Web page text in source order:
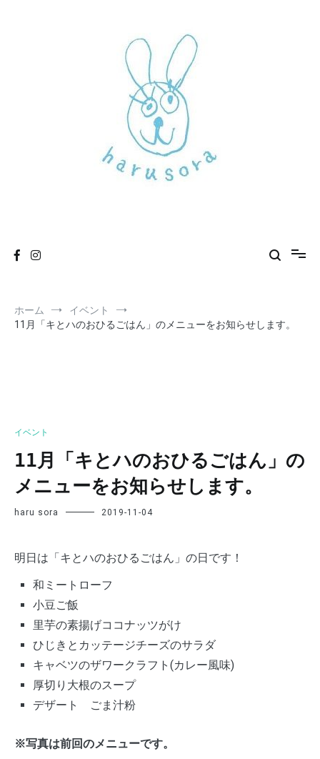
ホーム
イベント
11月「キとハのおひるごはん」のメニューをお知らせします。
イベント
11月「キとハのおひるごはん」の
メニューをお知らせします。
haru sora 2019-11-04
明日は「キとハのおひるごはん」の日です！
和ミートローフ
小豆ご飯
里芋の素揚げココナッツがけ
ひじきとカッテージチーズのサラダ
キャベツのザワークラフト(カレー風味)
厚切り大根のスープ
デザート ごま汁粉
※写真は前回のメニューです。